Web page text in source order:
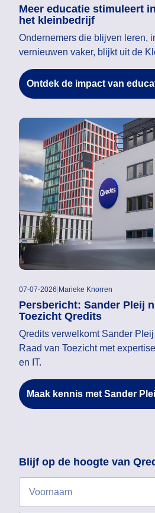
Meer educatie stimuleert
het kleinbedrijf
Ondernemers die blijven leren,
vernieuwen vaker, blijkt uit de
Ontdek de impact van
07-07-2026 Marieke Knorren
Persbericht: Sander Pleij
Toezicht Qredits
Qredits verwelkomt Sander
Raad van Toezicht met
en IT.
Maak kennis met Sander
Blijf op de hoogte van